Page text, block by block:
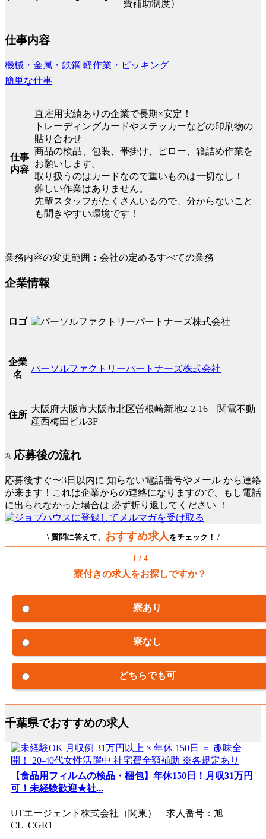
費補助制度）
仕事内容
機械・金属・鉄鋼 軽作業・ピッキング
簡単な仕事
仕事
内容
直雇用実績ありの企業で長期×安定！
トレーディングカードやステッカーなどの印刷物の
貼り合わせ
商品の検品、包装、帯掛け、ピロー、箱詰め作業を
お願いします。
取り扱うのはカードなので重いものは一切なし！
難しい作業はありません。
先輩スタッフがたくさんいるので、分からないこと
も聞きやすい環境です！
業務内容の変更範囲：会社の定めるすべての業務
企業情報
ロゴ
企業
名
パーソルファクトリーパートナーズ株式会社
住所
大阪府大阪市大阪市北区曽根崎新地2-2-16 関電不動
産西梅田ビル3F
応募後の流れ
応募後すぐ〜3日以内に 知らない電話番号やメール から連絡
が来ます！これは企業からの連絡になりますので、もし電話
に出られなかった場合は 必ず折り返してください ！
\ 質問に答えて、 おすすめ求人 をチェック！ /
1 / 4
寮付きの求人をお探しですか？
寮あり
寮なし
どちらでも可
千葉県でおすすめの求人
【食品用フィルムの検品・梱包】年休150日！月収31万円
可！未経験歓迎★社...
UTエージェント株式会社（関東） 求人番号：旭
CL_CGR1